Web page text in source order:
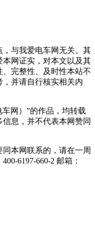
与我爱电车网无关。其
本网证实，对本文以及其
完整性、及时性本站不
并请自行核实相关内
网）”的作品，均转载
息，并不代表本网赞同
本网联系的，请在一周
6197-660-2 邮箱：